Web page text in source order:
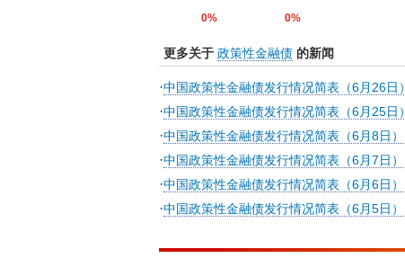
0% 0%
更多关于 政策性金融债 的新闻
·中国政策性金融债发行情况简表（6月26日）
·中国政策性金融债发行情况简表（6月25日）
·中国政策性金融债发行情况简表（6月8日）
·中国政策性金融债发行情况简表（6月7日）
·中国政策性金融债发行情况简表（6月6日）
·中国政策性金融债发行情况简表（6月5日）